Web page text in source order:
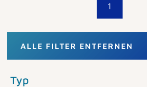
1
ALLE FILTER ENTFERNEN
Typ